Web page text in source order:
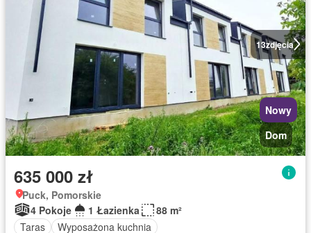
13zdjęcia
Nowy
Dom
635 000 zł
Puck, Pomorskie
4 Pokoje
1 Łazienka
88 m²
Taras
Wyposażona kuchnia